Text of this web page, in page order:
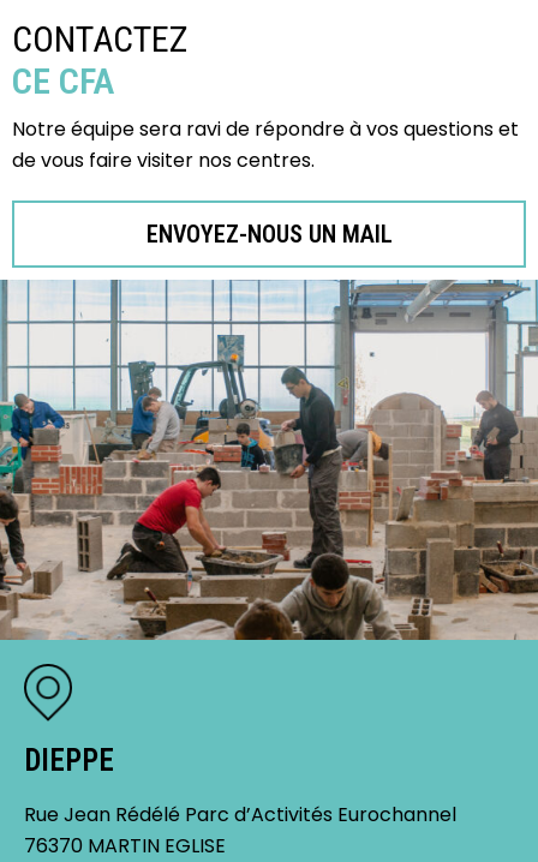
CONTACTEZ
CE CFA
Notre équipe sera ravi de répondre à vos questions et
de vous faire visiter nos centres.
ENVOYEZ-NOUS UN MAIL
DIEPPE
Rue Jean Rédélé Parc d’Activités Eurochannel
76370 MARTIN EGLISE